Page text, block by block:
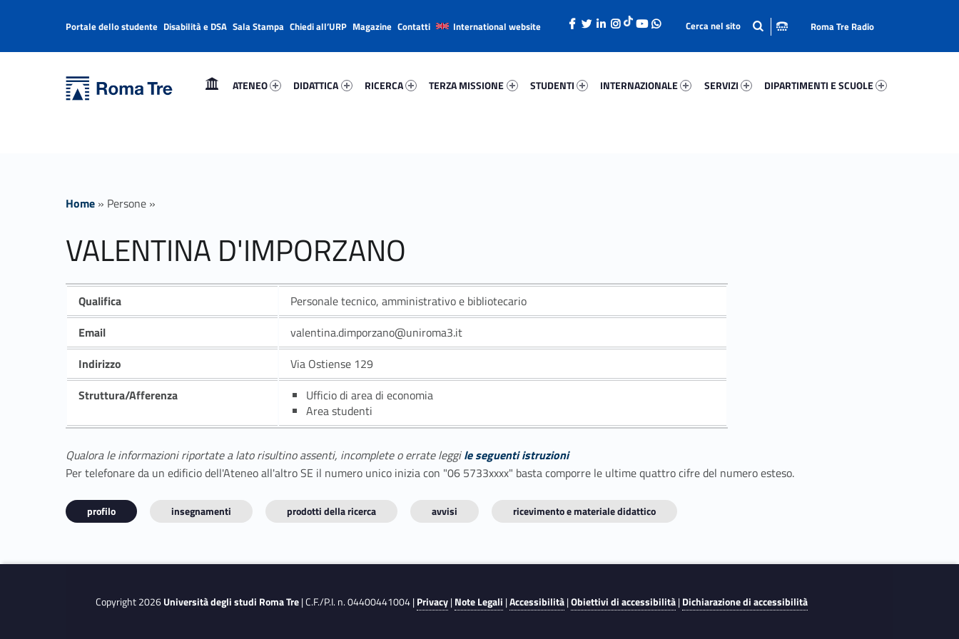
VALENTINA D'IMPORZANO - Università Roma Tre
ATENEO
DIDATTICA
RICERCA
TERZA MISSIONE
STUDENTI
INTERNAZIONALE
SERVIZI
DIPARTIMENTI E SCUOLE
Header info sidebar
Portale dello studente Disabilità e DSA Sala Stampa Chiedi all’URP Magazine Contatti International website Roma Tre Radio
Home » Persone »
VALENTINA D'IMPORZANO
Qualifica
Personale tecnico, amministrativo e bibliotecario
Email
valentina.dimporzano@uniroma3.it
Indirizzo
Via Ostiense 129
Struttura/Afferenza
Ufficio di area di economia
Area studenti
Qualora le informazioni riportate a lato risultino assenti, incomplete o errate leggile seguenti istruzioni
Per telefonare da un edificio dell'Ateneo all'altro SE il numero unico inizia con "06 5733xxxx" basta comporre le ultime quattro cifre del numero esteso.
profilo insegnamenti prodotti della ricerca avvisi ricevimento e materiale didattico
Copyright 2026Università degli studi Roma Tre| C.F./P.I. n. 04400441004 |Privacy|Note Legali |Accessibilità|Obiettivi di accessibilità|Dichiarazione di accessibilità